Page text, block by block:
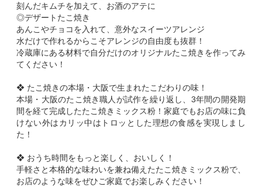
刻んだキムチを加えて、お酒のアテに
◎デザートたこ焼き
あんこやチョコを入れて、意外なスイーツアレンジ
水だけで作れるからこそアレンジの自由度も抜群！
冷蔵庫にある材料で自分だけのオリジナルたこ焼きを作ってみ
てください！
❖ たこ焼きの本場・大阪で生まれたこだわりの味！
本場・大阪のたこ焼き職人が試作を繰り返し、3年間の開発期
間を経て完成したたこ焼きミックス粉！家庭でもお店の味に負
けない外はカリッ中はトロッとした理想の食感を実現しまし
た！
❖ おうち時間をもっと楽しく、おいしく！
手軽さと本格的な味わいを兼ね備えたたこ焼きミックス粉で、
お店のような味をぜひご家庭でお楽しみください！